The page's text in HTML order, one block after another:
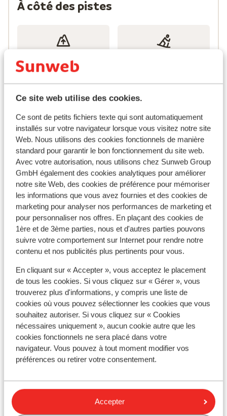
Ce site web utilise des cookies.
Ce sont de petits fichiers texte qui sont automatiquement
installés sur votre navigateur lorsque vous visitez notre site
Web. Nous utilisons des cookies fonctionnels de manière
standard pour garantir le bon fonctionnement du site web.
Avec votre autorisation, nous utilisons chez Sunweb Group
GmbH également des cookies analytiques pour améliorer
notre site Web, des cookies de préférence pour mémoriser
les informations que vous avez fournies et des cookies de
marketing pour analyser nos performances de marketing et
pour personnaliser nos offres. En plaçant des cookies de
1ère et de 3ème parties, nous et d'autres parties pouvons
suivre votre comportement sur Internet pour rendre notre
contenu et nos publicités plus pertinents pour vous.
En cliquant sur « Accepter », vous acceptez le placement
de tous les cookies. Si vous cliquez sur « Gérer », vous
trouverez plus d'informations, y compris une liste de
cookies où vous pouvez sélectionner les cookies que vous
souhaitez autoriser. Si vous cliquez sur « Cookies
nécessaires uniquement », aucun cookie autre que les
cookies fonctionnels ne sera placé dans votre
navigateur. Vous pouvez à tout moment modifier vos
préférences ou retirer votre consentement.
Accepter
pédestres… profitez des grands espaces et de la
l'Etendard (3.468m) ou encore le Mont Blanc (4.807m)…
patrimoine naturel. De plus, la station possède un
environnement idéal pour la randonnée. Aventurez-
vous au cœur des forêts et découvrez son incroyable
faune et flore. LeParc National de la Vanoise est un
incontournable à visiter, en hiver comme en été. Il
propose plusieurs sentiers de randonnées qui
permettent de découvrir pleinement les panoramas
exceptionnels du parc. Pour une promenade d’une
journée depuis Les Bottières, rendez-vous à Polset ou
Aussois (45km), ou à Termingnon (55km). La Maison de
la Vanoise pourra également vous fournir des
informations complémentaires. Organisée tous les ans
par la station, la « Rando-ligue de Maurienne » est une
marche : ouverte à tous, elle sera l’occasion de passer
de bons moments sportifs en famille !
Réservez sans plus attendre votre séjour aux Bottières
! Petits prix etmatériel de ski offertsont au
programme !
À côté des pistes
Altitude
0
Glacier
4
Funpark
Remontées mécaniques 90 total
0
Télécabines
33
Télésièges
57
Téléskis